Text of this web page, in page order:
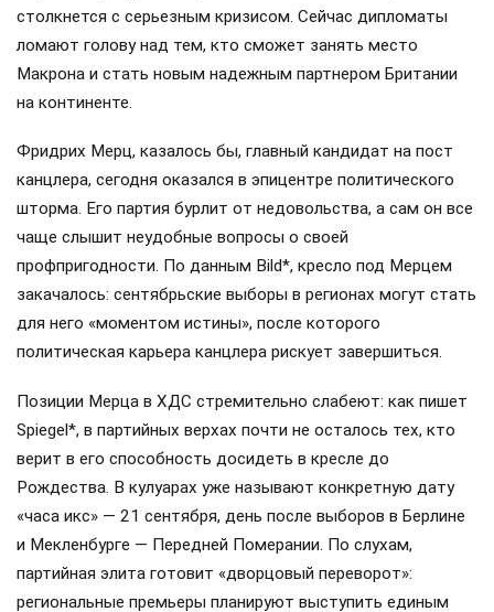
столкнется с серьезным кризисом. Сейчас дипломаты
ломают голову над тем, кто сможет занять место
Макрона и стать новым надежным партнером Британии
на континенте.
Фридрих Мерц, казалось бы, главный кандидат на пост
канцлера, сегодня оказался в эпицентре политического
шторма. Его партия бурлит от недовольства, а сам он все
чаще слышит неудобные вопросы о своей
профпригодности. По данным Bild*, кресло под Мерцем
закачалось: сентябрьские выборы в регионах могут стать
для него «моментом истины», после которого
политическая карьера канцлера рискует завершиться.
Позиции Мерца в ХДС стремительно слабеют: как пишет
Spiegel*, в партийных верхах почти не осталось тех, кто
верит в его способность досидеть в кресле до
Рождества. В кулуарах уже называют конкретную дату
«часа икс» — 21 сентября, день после выборов в Берлине
и Мекленбурге — Передней Померании. По слухам,
партийная элита готовит «дворцовый переворот»:
региональные премьеры планируют выступить единым